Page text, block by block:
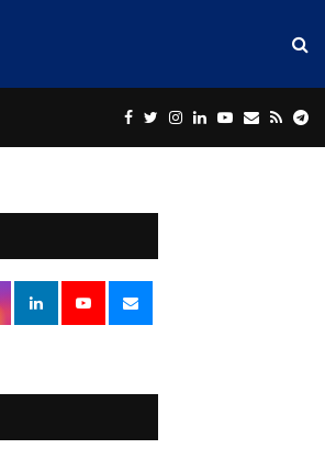
Facebook
Twitter
Instagram
LinkedinYoutube
Email
Rss